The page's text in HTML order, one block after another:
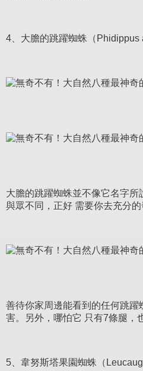
4、大膽的跳躍蜘蛛（Phidippus
大膽的跳躍蜘蛛並不像它名字所
與眾不同，正好 需要你去充分
善待你家周邊能看到的任何跳躍
害。另外，哪怕它 只有7條腿，
5、韋努斯塔果園蜘蛛（